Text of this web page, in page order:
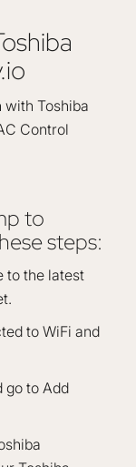
with Toshiba
Control
to
steps:
to the latest
to WiFi and
go to Add